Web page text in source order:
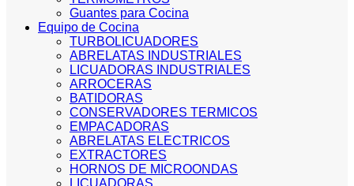
Guantes para Cocina
Equipo de Cocina
TURBOLICUADORES
ABRELATAS INDUSTRIALES
LICUADORAS INDUSTRIALES
ARROCERAS
BATIDORAS
CONSERVADORES TERMICOS
EMPACADORAS
ABRELATAS ELECTRICOS
EXTRACTORES
HORNOS DE MICROONDAS
LICUADORAS